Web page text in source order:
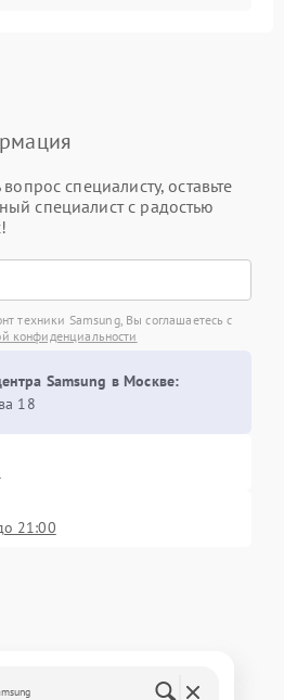
специалисту, оставьте
специалист с радостью
техники Samsung, Вы соглашаетесь с
конфиденциальности
Samsung в Москве:
18
21:00